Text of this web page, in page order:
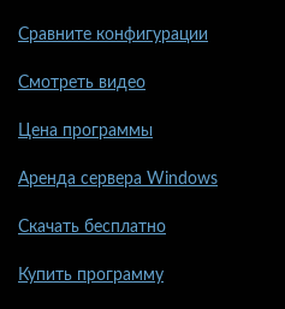
Сравните конфигурации
Смотреть видео
Цена программы
Аренда сервера Windows
Скачать бесплатно
Купить программу